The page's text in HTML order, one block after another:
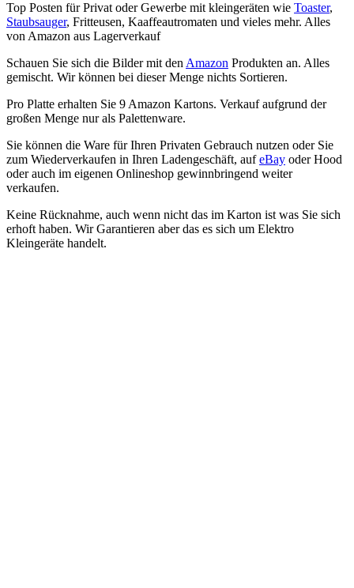
Top Posten für Privat oder Gewerbe mit kleingeräten wie Toaster,
Staubsauger, Fritteusen, Kaaffeautromaten und vieles mehr. Alles
von Amazon aus Lagerverkauf
Schauen Sie sich die Bilder mit den Amazon Produkten an. Alles
gemischt. Wir können bei dieser Menge nichts Sortieren.
Pro Platte erhalten Sie 9 Amazon Kartons. Verkauf aufgrund der
großen Menge nur als Palettenware.
Sie können die Ware für Ihren Privaten Gebrauch nutzen oder Sie
zum Wiederverkaufen in Ihren Ladengeschäft, aufeBay oder Hood
oder auch im eigenen Onlineshop gewinnbringend weiter
verkaufen.
Keine Rücknahme, auch wenn nicht das im Karton ist was Sie sich
erhoft haben. Wir Garantieren aber das es sich um Elektro
Kleingeräte handelt.